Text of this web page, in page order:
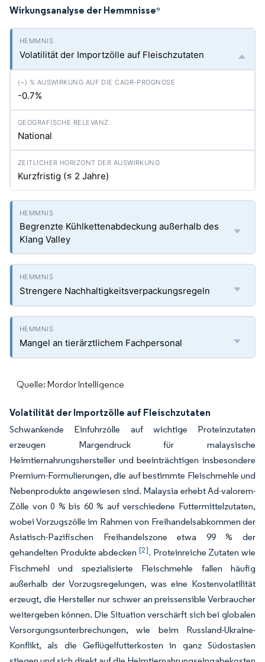
Wirkungsanalyse der Hemmnisse*
Volatilität der Importzölle auf Fleischzutaten
-0.7%
National
Kurzfristig (≤ 2 Jahre)
Begrenzte Kühlkettenabdeckung außerhalb des
Klang Valley
Strengere Nachhaltigkeitsverpackungsregeln
Mangel an tierärztlichem Fachpersonal
Quelle: Mordor Intelligence
Volatilität der Importzölle auf Fleischzutaten
Schwankende Einfuhrzölle auf wichtige Proteinzutaten
erzeugen Margendruck für malaysische
Heimtiernahrungshersteller und beeinträchtigen insbesondere
Premium-Formulierungen, die auf bestimmte Fleischmehle und
Nebenprodukte angewiesen sind. Malaysia erhebt Ad-valorem-
Zölle von 0 % bis 60 % auf verschiedene Futtermittelzutaten,
wobei Vorzugszölle im Rahmen von Freihandelsabkommen der
Asiatisch-Pazifischen Freihandelszone etwa 99 % der
gehandelten Produkte abdecken [2]. Proteinreiche Zutaten wie
Fischmehl und spezialisierte Fleischmehle fallen häufig
außerhalb der Vorzugsregelungen, was eine Kostenvolatilität
erzeugt, die Hersteller nur schwer an preissensible Verbraucher
weitergeben können. Die Situation verschärft sich bei globalen
Versorgungsunterbrechungen, wie beim Russland-Ukraine-
Konflikt, als die Geflügelfutterkosten in ganz Südostasien